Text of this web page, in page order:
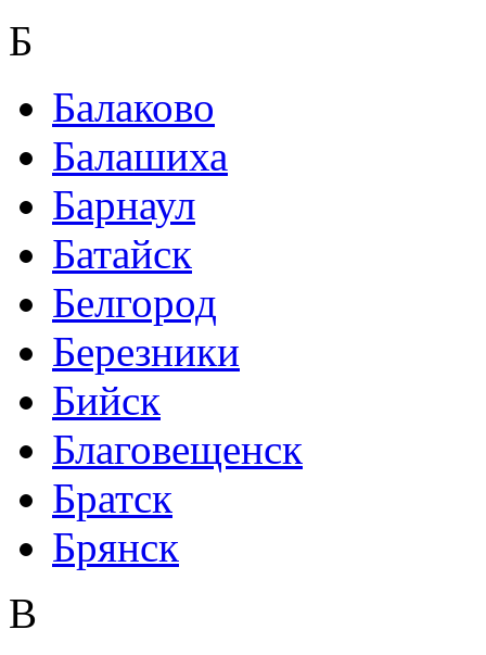
Б
Балаково
Балашиха
Барнаул
Батайск
Белгород
Березники
Бийск
Благовещенск
Братск
Брянск
В